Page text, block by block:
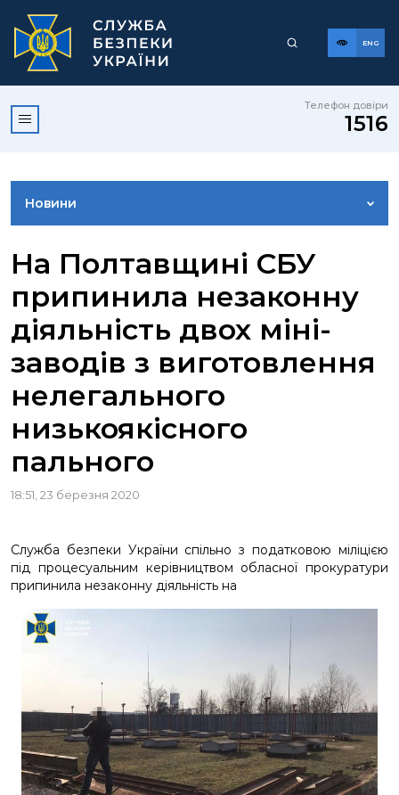
ENG
Телефон довіри
1516
Новини
ВІДЕОГАЛЕРЕЯ
КОНТАКТИ ПРЕСЦЕНТРУ
На Полтавщині СБУ
припинила незаконну
діяльність двох міні-
заводів з виготовлення
нелегального
низькоякісного
пального
18:51, 23 березня 2020
Служба безпеки України спільно з податковою міліцією
під процесуальним керівництвом обласної прокуратури
припинила незаконну діяльність на